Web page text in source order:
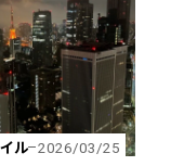
ル 2026/03/25